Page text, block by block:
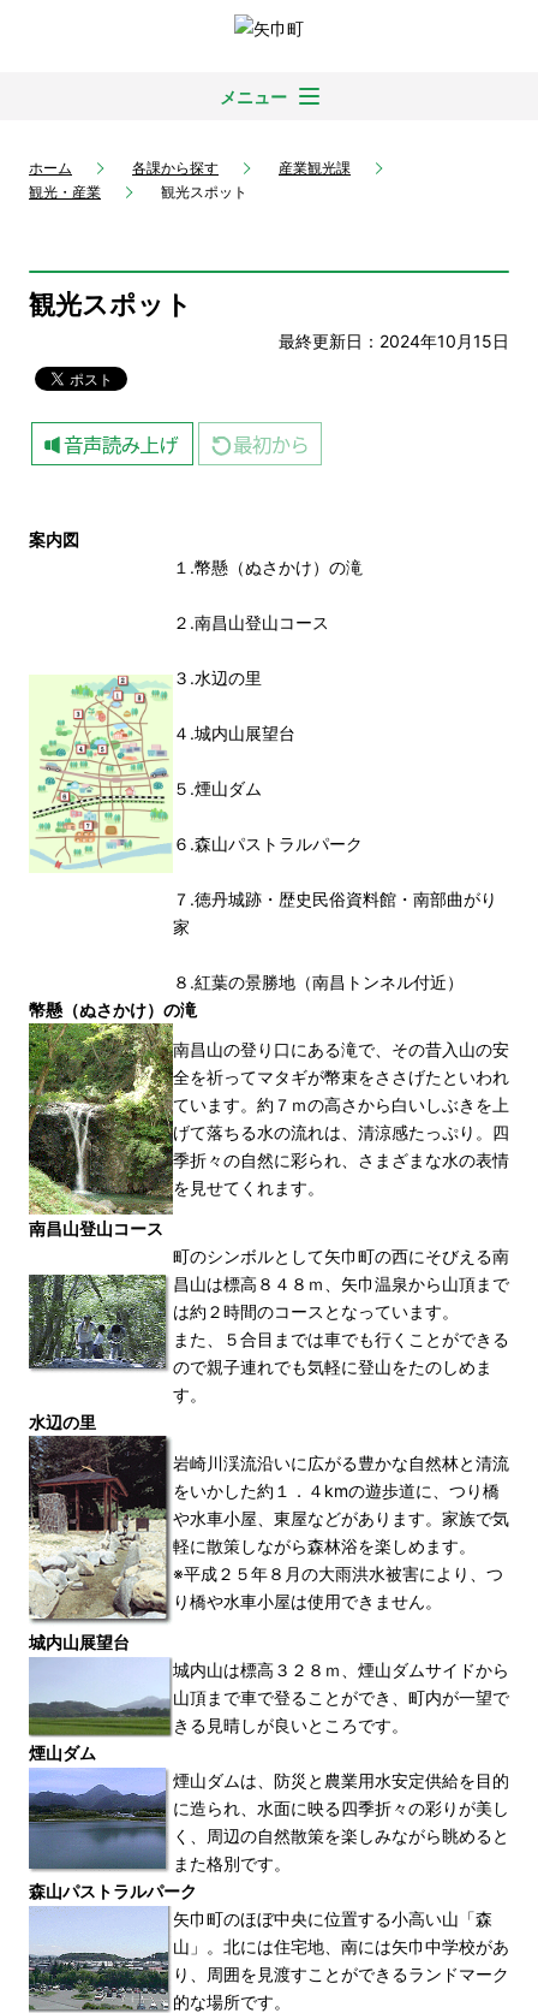
メニュー
ホーム 各課から探す
産業観光課
観光・産業
観光スポット
観光スポット
最終更新日：2024年10月15日
案内図
１.幣懸（ぬさかけ）の滝
２.南昌山登山コース
３.水辺の里
４.城内山展望台
５.煙山ダム
６.森山パストラルパーク
７.徳丹城跡・歴史民俗資料館・南部曲がり
家
８.紅葉の景勝地（南昌トンネル付近）
幣懸（ぬさかけ）の滝
南昌山の登り口にある滝で、その昔入山の安
全を祈ってマタギが幣束をささげたといわれ
ています。約７ｍの高さから白いしぶきを上
げて落ちる水の流れは、清涼感たっぷり。四
季折々の自然に彩られ、さまざまな水の表情
を見せてくれます。
南昌山登山コース
町のシンボルとして矢巾町の西にそびえる南
昌山は標高８４８ｍ、矢巾温泉から山頂まで
は約２時間のコースとなっています。
また、５合目までは車でも行くことができる
ので親子連れでも気軽に登山をたのしめま
す。
水辺の里
岩崎川渓流沿いに広がる豊かな自然林と清流
をいかした約１．４kmの遊歩道に、つり橋
や水車小屋、東屋などがあります。家族で気
軽に散策しながら森林浴を楽しめます。
※平成２５年８月の大雨洪水被害により、つ
り橋や水車小屋は使用できません。
城内山展望台
城内山は標高３２８ｍ、煙山ダムサイドから
山頂まで車で登ることができ、町内が一望で
きる見晴しが良いところです。
煙山ダム
煙山ダムは、防災と農業用水安定供給を目的
に造られ、水面に映る四季折々の彩りが美し
く、周辺の自然散策を楽しみながら眺めると
また格別です。
森山パストラルパーク
矢巾町のほぼ中央に位置する小高い山「森
山」。北には住宅地、南には矢巾中学校があ
り、周囲を見渡すことができるランドマーク
的な場所です。